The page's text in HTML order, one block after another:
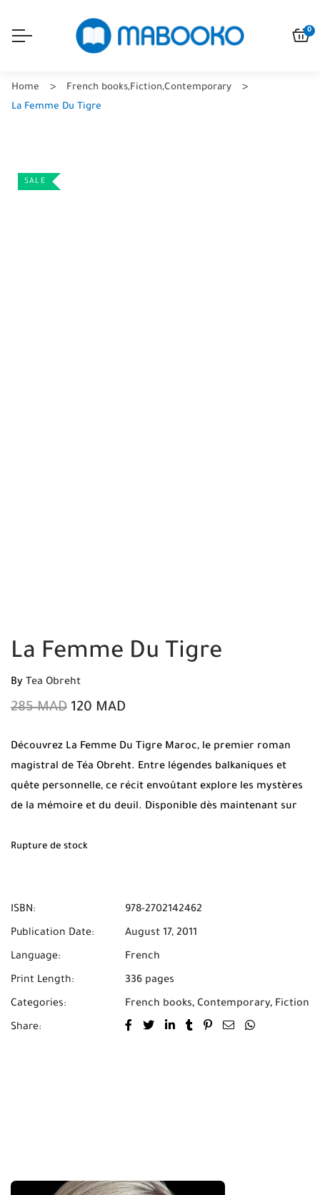
0
Home French books,Fiction,Contemporary
La Femme Du Tigre
SALE
La Femme Du Tigre
By Tea Obreht
285MAD 120 MAD
Découvrez La Femme Du Tigre Maroc, le premier roman
magistral de Téa Obreht. Entre légendes balkaniques et
quête personnelle, ce récit envoûtant explore les mystères
de la mémoire et du deuil. Disponible dès maintenant sur
partout au Maroc.
Rupture de stock
ISBN: 978-2702142462
Publication Date: August 17, 2011
Language: French
Print Length: 336 pages
Categories: French books, Contemporary, Fiction
Share: